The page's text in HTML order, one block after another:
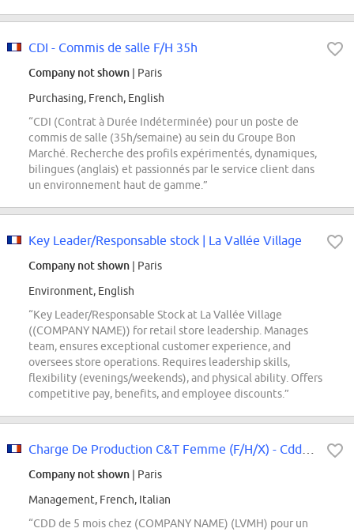
CDI - Commis de salle F/H 35h
Company not shown | Paris
Purchasing, French, English
“CDI (Contrat à Durée Indéterminée) pour un poste de
commis de salle (35h/semaine) au sein du Groupe Bon
Marché. Recherche des profils expérimentés, dynamiques,
bilingues (anglais) et passionnés par le service client dans
un environnement haut de gamme.”
Key Leader/Responsable stock | La Vallée Village
Company not shown | Paris
Environment, English
“Key Leader/Responsable Stock at La Vallée Village
((COMPANY NAME)) for retail store leadership. Manages
team, ensures exceptional customer experience, and
oversees store operations. Requires leadership skills,
flexibility (evenings/weekends), and physical ability. Offers
competitive pay, benefits, and employee discounts.”
Company not shown | Paris
Management, French, Italian
“CDD de 5 mois chez (COMPANY NAME) (LVMH) pour un